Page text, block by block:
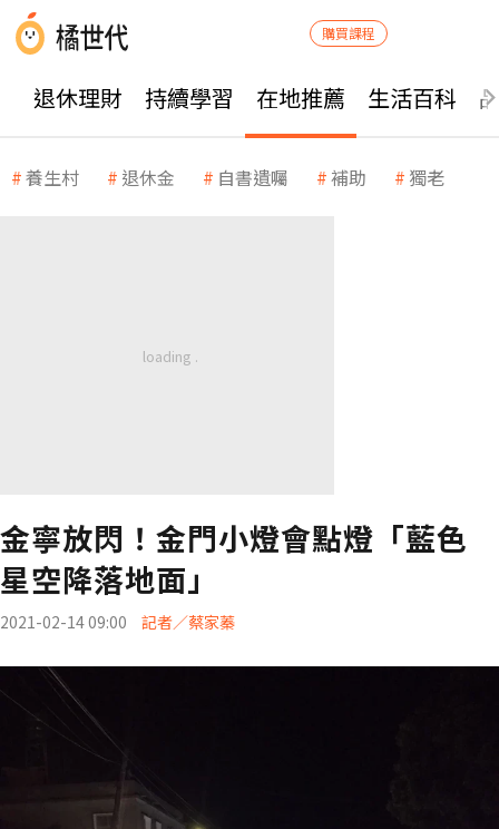
購買課程
退休理財 持續學習 在地推薦 生活百科
養生村 退休金 自書遺囑 補助 獨老
金寧放閃！金門小燈會點燈「藍色
星空降落地面」
2021-02-14 09:00 記者／蔡家蓁